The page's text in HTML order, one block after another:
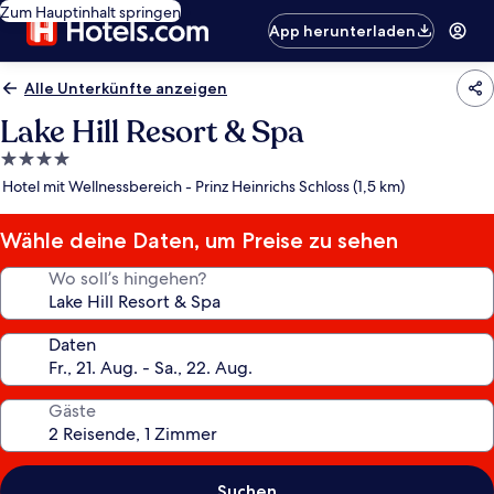
Zum Hauptinhalt springen
App herunterladen
Alle Unterkünfte anzeigen
Lake Hill Resort & Spa
4.0-
Sterne-
Hotel mit Wellnessbereich - Prinz Heinrichs Schloss (1,5 km)
Wähle deine Daten, um Preise zu sehen
Wo soll’s hingehen?
Daten
Gäste